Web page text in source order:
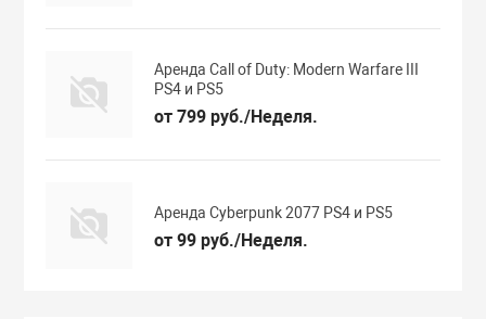
Аренда Call of Duty: Modern Warfare III
PS4 и PS5
от 799 руб./Неделя.
Аренда Cyberpunk 2077 PS4 и PS5
от 99 руб./Неделя.